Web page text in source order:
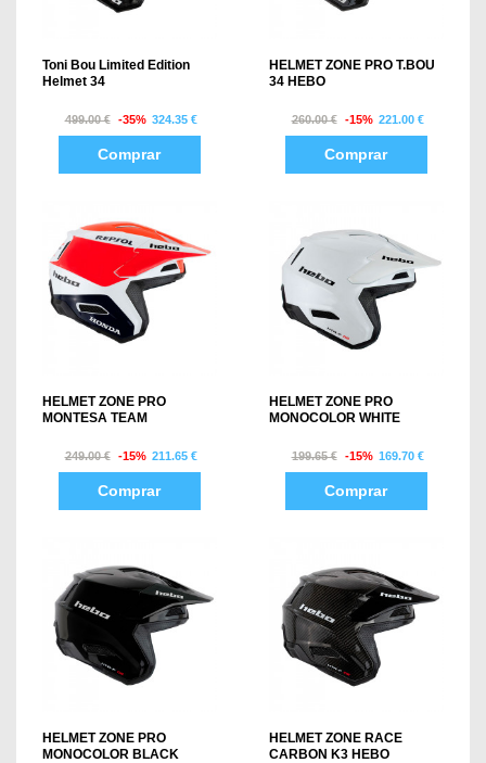
Toni Bou Limited Edition
Helmet 34
499.00 € -35% 324.35 €
Comprar
HELMET ZONE PRO T.BOU
34 HEBO
260.00 € -15% 221.00 €
Comprar
HELMET ZONE PRO
MONTESA TEAM
249.00 € -15% 211.65 €
Comprar
HELMET ZONE PRO
MONOCOLOR WHITE
199.65 € -15% 169.70 €
Comprar
HELMET ZONE PRO
MONOCOLOR BLACK
HELMET ZONE RACE
CARBON K3 HEBO